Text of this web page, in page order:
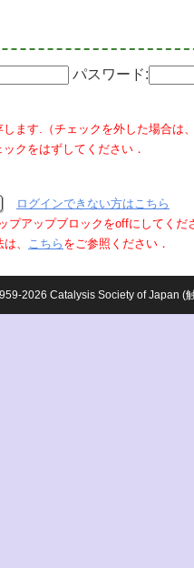
パスワード:
ます.（チェックを外した場合は
クをはずしてください．
ログインできない方はこちら
プアップブロックをoffにしてくだ
、 こちら をご参照ください．
2026 Catalysis Society of Japan (